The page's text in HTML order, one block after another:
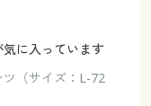
に入っています
（サイズ：L-72